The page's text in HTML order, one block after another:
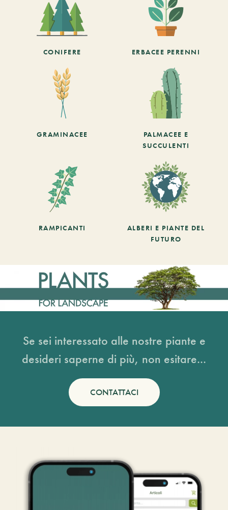
CONIFERE ERBACEE PERENNI
GRAMINACEE
PALMACEE E
SUCCULENTI
RAMPICANTI
ALBERI E PIANTE DEL
FUTURO
Se sei interessato alle nostre piante e
desideri saperne di più, non esitare...
CONTATTACI